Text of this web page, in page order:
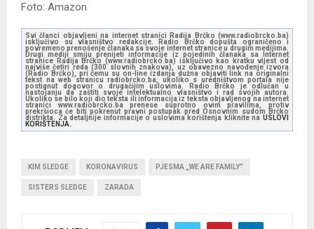
Foto: Amazon
Svi članci objavljeni na internet stranici Radija Brčko (www.radiobrcko.ba)
isključivo su vlasništvo redakcije. Radio Brčko dopušta ograničeno i
povremeno prenošenje članaka sa svoje internet stranice u drugim medijima.
Drugi mediji smiju prenijeti informacije iz pojedinih članaka sa Internet
stranice Radija Brčko (www.radiobrcko.ba) isključivo kao kratku vijest od
najviše četiri reda (300 slovnih znakova), uz obavezno navođenje izvora
(Radio Brčko), pri čemu su on-line izdanja dužna objaviti link na originalni
tekst na web stranicu radiobrcko.ba, ukoliko s uredništvom portala nije
postignut dogovor o drugačijim uslovima. Radio Brčko je odlučan u
nastojanju da zaštiti svoje intelektualno vlasništvo i rad svojih autora.
Ukoliko se bilo koji dio teksta ili informacija iz teksta objavljenog na internet
stranici www.radiobrcko.ba prenese suprotno ovim pravilima, protiv
prekršioca će biti pokrenut pravni postupak pred Osnovnim sudom Brčko
distrikta. Za detaljnije informacije o uslovima korištenja kliknite na USLOVI
KORIŠTENJA.
KIM SLEDGE KORONAVIRUS PJESMA „WE ARE FAMILY”
SISTERS SLEDGE ZARADA